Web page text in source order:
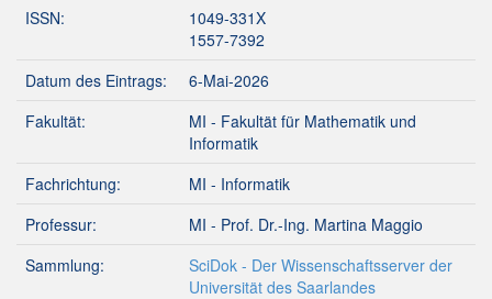
ISSN:
1049-331X
1557-7392
Datum des Eintrags:
6-Mai-2026
Fakultät:
MI - Fakultät für Mathematik und
Informatik
Fachrichtung:
MI - Informatik
Professur:
MI - Prof. Dr.-Ing. Martina Maggio
Sammlung:
SciDok - Der Wissenschaftsserver der
Universität des Saarlandes